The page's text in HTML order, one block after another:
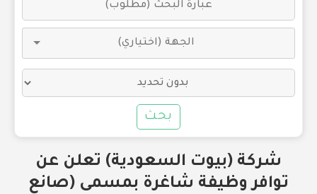
بحث
شركة (بيوت السعودية) تعلن عن
توافر وظيفة شاغرة بمسمى (صانع